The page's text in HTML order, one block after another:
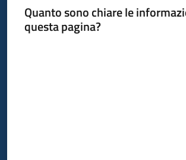
Quanto sono chiare le
questa pagina?